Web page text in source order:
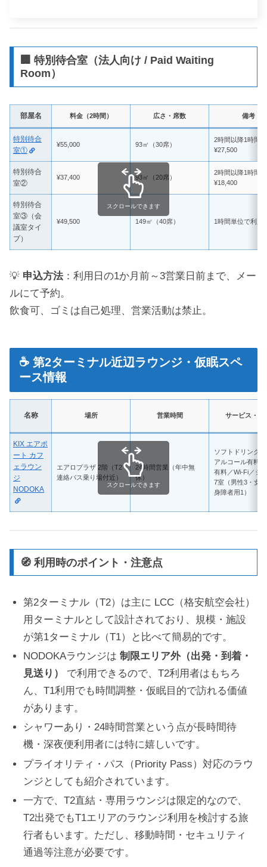
🏢 特別待合室（法人向け / Paid Waiting
Room）
部屋名 料金（2時間） 広さ・席数 備考
特別待合
室①
¥55,000 93㎡（30席）
2時間以降1時間
¥27,500
特別待合
室②
¥37,400 93㎡（20席）
2時間以降1時間
¥18,400
特別待合
室③（会
議室タイ
プ）
¥49,500 149㎡（40席） 1時間単位で利用
スクロールできます
💡 申込方法 ：利用日の1か月前～3営業日前まで、メー
ルにて予約。
飲食可、ゴミは自己処理、営業活動は禁止。
☕ 第2ターミナル近辺ラウンジ・仮眠スペ
ース情報
名称 場所 営業時間 サービス・特
KIX エアポ
ート カフ
ェラウン
ジ
NODOKA
エアロプラザ 2階（T2
連絡バス乗り場付近）
24時間営業（年中無
休）
ソフトドリンク
アルコール有料
有料／Wi-Fi／シ
7室（男性3・女
身障者用1）
スクロールできます
🧭 利用時のポイント・注意点
第2ターミナル（T2）は主に LCC（格安航空会社）
用ターミナルとして設計されており、規模・施設
が第1ターミナル（T1）と比べて簡易的です。
NODOKAラウンジは制限エリア外（出発・到着・
見送り）
で利用できるので、T2利用者はもちろ
ん、T1利用でも時間調整・仮眠目的で訪れる価値
があります。
シャワーあり・24時間営業という点が長時間待
機・深夜便利用者には特に嬉しいです。
プライオリティ・パス（Priority Pass）対応のラウ
ンジとしても紹介されています。
一方で、T2直結・専用ラウンジは限定的なので、
T2出発でもT1エリアのラウンジ利用を検討する旅
行者もいます。ただし、移動時間・セキュリティ
通過等注意が必要です。